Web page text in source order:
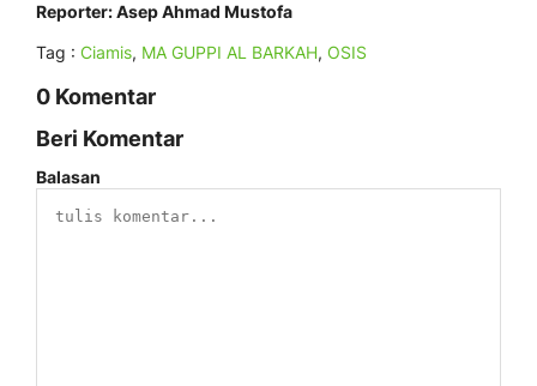
Reporter: Asep Ahmad Mustofa
Tag : Ciamis, MA GUPPI AL BARKAH, OSIS
0 Komentar
Beri Komentar
Balasan